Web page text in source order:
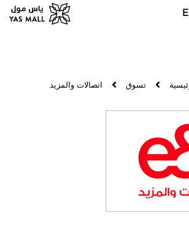
تسوق اتصالات والمزيد